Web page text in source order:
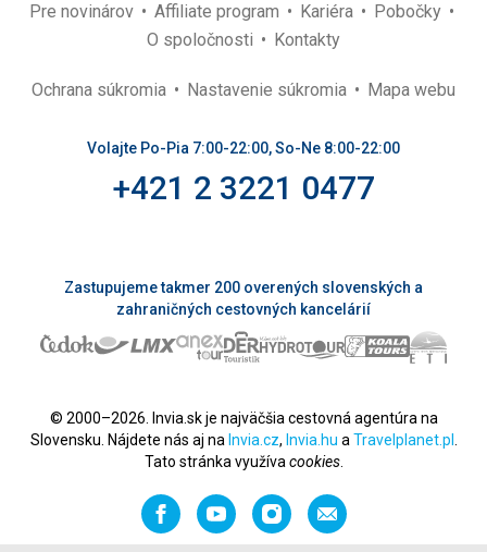
Pre novinárov Affiliate program Kariéra
Pobočky
O spoločnosti
Kontakty
Ochrana súkromia Nastavenie súkromia Mapa webu
Volajte Po-Pia 7:00-22:00, So-Ne 8:00-22:00
+421 2 3221 0477
Zastupujeme takmer 200 overených slovenských a
zahraničných cestovných kancelárií
© 2000–2026. Invia.sk je najväčšia cestovná agentúra na
Slovensku. Nájdete nás aj na Invia.cz, Invia.hu a Travelplanet.pl
Tato stránka využíva cookies.
FacebookYouTubeInstagramOdporučiť